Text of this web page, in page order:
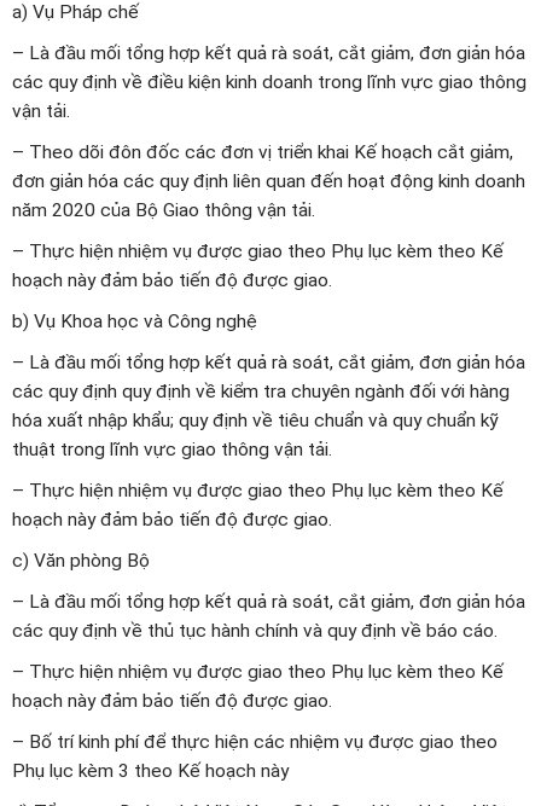
a) Vụ Pháp chế
– Là đầu mối tổng hợp kết quả rà soát, cắt giảm, đơn giản hóa
các quy định về điều kiện kinh doanh trong lĩnh vực giao thông
vận tải.
– Theo dõi đôn đốc các đơn vị triển khai Kế hoạch cắt giảm,
đơn giản hóa các quy định liên quan đến hoạt động kinh doanh
năm 2020 của Bộ Giao thông vận tải.
– Thực hiện nhiệm vụ được giao theo Phụ lục kèm theo Kế
hoạch này đảm bảo tiến độ được giao.
b) Vụ Khoa học và Công nghệ
– Là đầu mối tổng hợp kết quả rà soát, cắt giảm, đơn giản hóa
các quy định quy định về kiểm tra chuyên ngành đối với hàng
hóa xuất nhập khẩu; quy định về tiêu chuẩn và quy chuẩn kỹ
thuật trong lĩnh vực giao thông vận tải.
– Thực hiện nhiệm vụ được giao theo Phụ lục kèm theo Kế
hoạch này đảm bảo tiến độ được giao.
c) Văn phòng Bộ
– Là đầu mối tổng hợp kết quả rà soát, cắt giảm, đơn giản hóa
các quy định về thủ tục hành chính và quy định về báo cáo.
– Thực hiện nhiệm vụ được giao theo Phụ lục kèm theo Kế
hoạch này đảm bảo tiến độ được giao.
– Bố trí kinh phí để thực hiện các nhiệm vụ được giao theo
Phụ lục kèm 3 theo Kế hoạch này